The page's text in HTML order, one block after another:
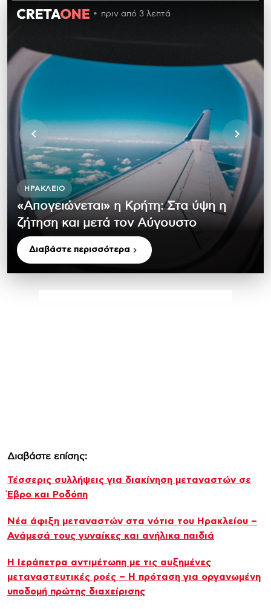
πριν από 3 λεπτά
ΗΡΆΚΛΕΙΟ
«Απογειώνεται» η Κρήτη: Στα ύψη η
ζήτηση και μετά τον Αύγουστο
Διαβάστε περισσότερα
Διαβάστε επίσης:
Τέσσερις συλλήψεις για διακίνηση μεταναστών σε
Έβρο και Ροδόπη
Νέα άφιξη μεταναστών στα νότια του Ηρακλείου –
Ανάμεσά τους γυναίκες και ανήλικα παιδιά
Η Ιεράπετρα αντιμέτωπη με τις αυξημένες
μεταναστευτικές ροές – Η πρόταση για οργανωμένη
υποδομή πρώτης διαχείρισης